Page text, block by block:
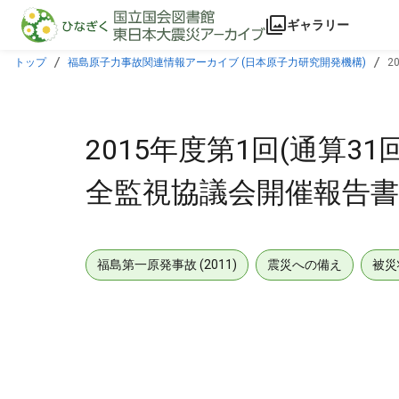
本文に飛ぶ
ギャラリー
トップ 福島原子力事故関連情報アーカイブ (日本原子力研究開発機構)
2015年度第1回(通算31
全監視協議会開催報告
福島第一原発事故 (2011) 震災への備え 被災